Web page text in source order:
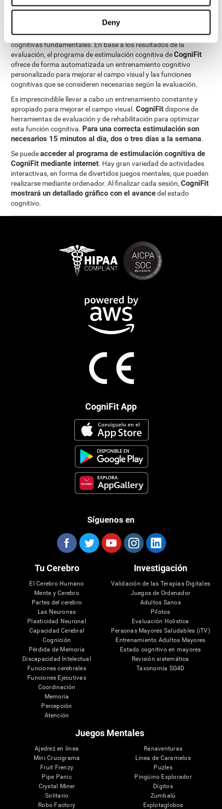
Deny
procesos de neurogénesis. Esto ha permitido la creación de un
necesidades de cada usuario. Este programa da comienzo por
una precisa evaluación del reconocimiento y otras funciones
cognitivas fundamentales. En base a los resultados de la
evaluación, el programa de estimulación cognitiva deCogniFit
ofrece de forma automatizada un entrenamiento cognitivo
personalizado para mejorar el campo visual y las funciones
cognitivas que se consideren necesarias según la evaluación.
Es imprescindible llevar a cabo un entrenamiento constante y
apropiado para mejorar el campo visual.CogniFitdispone de
herramientas de evaluación y de rehabilitación para optimizar
esta función cognitiva. Para una correcta estimulación son
necesarios 15 minutos al día, dos o tres días a la semana.
Se puedeacceder al programa de estimulación cognitiva de
CogniFit mediante internet. Hay gran variedad de actividades
interactivas, en forma de divertidos juegos mentales, que pueden
realizarse mediante ordenador. Al finalizar cada sesión,CogniFit
mostrará un detallado gráfico con el avancedel estado
cognitivo.
CogniFit App
Síguenos en
Tu Cerebro
El Cerebro Humano
Mente y Cerebro
Partes del cerebro
Las Neuronas
Plasticidad Neuronal
Capacidad Cerebral
Cognición
Pérdida de Memoria
Discapacidad Intelectual
Funciones cerebrales
Funciones Ejecutivas
Coordinación
Memoria
Percepción
Atención
Investigación
Validación de las Terapias Digitales
Juegos de Ordenador
Adultos Sanos
Pilotos
Evaluación Holistica
Personas Mayores Saludables (iTV)
Entrenamiento Adultos Mayores
Estado cognitivo en mayores
Revisión sistemática
Taxonomía SG4D
Juegos Mentales
Ajedrez en línea
Mini Crucigrama
Fruit Frenzy
Pipe Panic
Crystal Miner
Solitario
Robo Factory
Ranaventuras
Línea de Caramelos
Puzles
Pingüino Explorador
Dígitos
Zumbalú
Explotaglobos